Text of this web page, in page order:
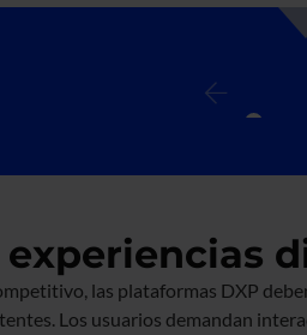
las plataformas DXP
Los usuarios demandan